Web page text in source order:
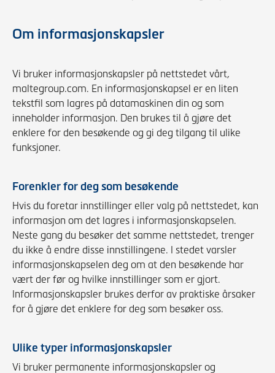
Om informasjonskapsler
Vi bruker informasjonskapsler på nettstedet vårt,
maltegroup.com. En informasjonskapsel er en liten
tekstfil som lagres på datamaskinen din og som
inneholder informasjon. Den brukes til å gjøre det
enklere for den besøkende og gi deg tilgang til ulike
funksjoner.
Forenkler for deg som besøkende
Hvis du foretar innstillinger eller valg på nettstedet, kan
informasjon om det lagres i informasjonskapselen.
Neste gang du besøker det samme nettstedet, trenger
du ikke å endre disse innstillingene. I stedet varsler
informasjonskapselen deg om at den besøkende har
vært der før og hvilke innstillinger som er gjort.
Informasjonskapsler brukes derfor av praktiske årsaker
for å gjøre det enklere for deg som besøker oss.
Ulike typer informasjonskapsler
Vi bruker permanente informasjonskapsler og